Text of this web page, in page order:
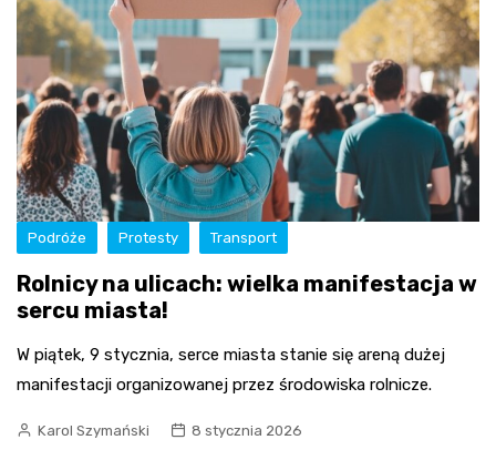
Podróże Protesty Transport
Rolnicy na ulicach: wielka manifestacja w
sercu miasta!
W piątek, 9 stycznia, serce miasta stanie się areną dużej
manifestacji organizowanej przez środowiska rolnicze.
Karol Szymański 8 stycznia 2026